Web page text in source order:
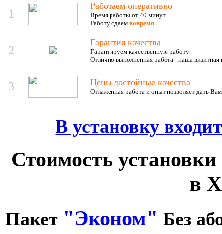
ADN1
LUBERG LSR-12 HD
1
Работаем оперативно
Время работы от 40 минут
Работу сдаем вовремя
2
Гарантия качества
Гарантируем качественную работу
Oтлично выполненная работа - наша визитная
3 Цены достойные качества
Отлаженная работа и опыт позволяет дать
В установку
Стоимость
в
Пакет "Эконом" Без